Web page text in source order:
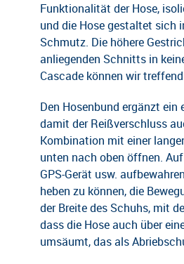
Funktionalität der Hose,
und die Hose gestaltet sich
Schmutz. Die höhere
anliegenden Schnitts in
Cascade können wir
Den Hosenbund ergänzt
damit der Reißverschluss
Kombination mit einer
unten nach oben öffnen.
GPS-Gerät usw.
heben zu können, die
der Breite des Schuhs, mit
dass die Hose auch über
umsäumt, das als